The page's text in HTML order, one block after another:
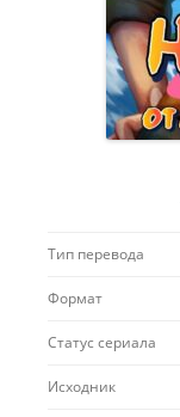
Тип перевода
Формат
Статус сериала
Исходник